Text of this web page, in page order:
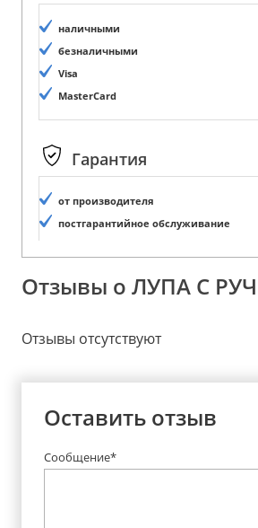
наличными
безналичными
Visa
MasterCard
Гарантия
от производителя
постгарантийное обслуживание
Отзывы о ЛУПА С
Отзывы отсутствуют
Оставить отзыв
Сообщение*